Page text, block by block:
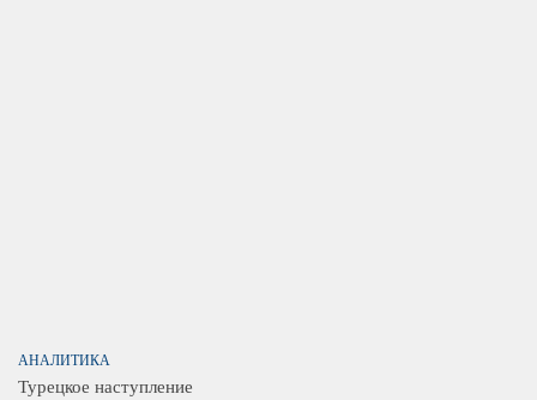
АНАЛИТИКА
Турецкое наступление